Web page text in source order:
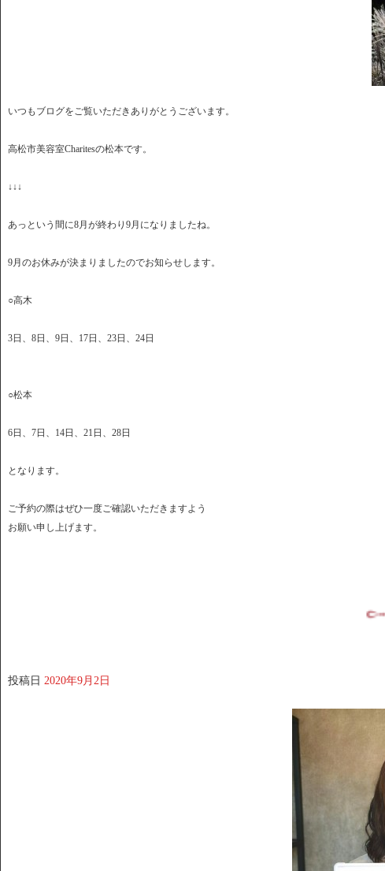
いつもブログをご覧いただきありがとうございます。
高松市美容室Charitesの松本です。
↓↓↓
あっという間に8月が終わり9月になりましたね。
9月のお休みが決まりましたのでお知らせします。
○高木
3日、8日、9日、17日、23日、24日
○松本
6日、7日、14日、21日、28日
となります。
ご予約の際はぜひ一度ご確認いただきますよう
お願い申し上げます。
投稿日 2020年9月2日